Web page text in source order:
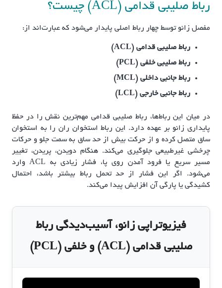
رباط صلیبی قدامی (ACL) چیست؟
مفصل زانو توسط چهار رباط اصلی پایدار می‌شود که عبارت‌اند از:
رباط صلیبی قدامی (ACL)
رباط صلیبی خلفی (PCL)
رباط جانبی داخلی (MCL)
رباط جانبی خارجی (LCL)
در میان این رباط‌ها، رباط صلیبی قدامی مهم‌ترین نقش را در حفظ
پایداری زانو بر عهده دارد. این رباط استخوان ران را به استخوان
ساق متصل کرده و از حرکت بیش از حد ساق به سمت جلو و حرکات
چرخشی غیرطبیعی جلوگیری می‌کند. هنگام دویدن، پریدن، تغییر
مسیر سریع یا فرود آمدن روی پا، فشار زیادی به ACL وارد
می‌شود. اگر این فشار از حد تحمل رباط بیشتر باشد، احتمال
کشیدگی یا پارگی آن افزایش پیدا می‌کند.
فیزیوتراپی زانو، آسیب‌دیدگی رباط
صلیبی قدامی (ACL) و خلفی (PCL)